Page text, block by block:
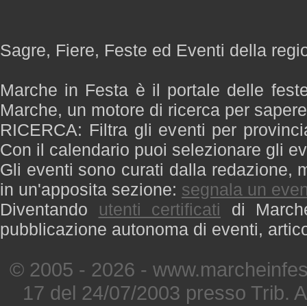
Sagre, Fiere, Feste ed Eventi della
Marche in Festa è il portale delle
Marche, un motore di ricerca per
RICERCA: Filtra gli eventi per
Con il calendario puoi selezionare gli
Gli eventi sono curati dalla redazione,
in un'apposita sezione: segnala un
Diventando utenti certificati di
pubblicazione autonoma di eventi,
© 2005 - 2026 -
17 del 24/07/2003 presso Trib.